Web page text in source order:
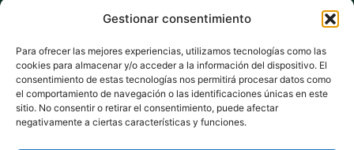
Gestionar consentimiento
Para ofrecer las mejores experiencias, utilizamos tecnologías como las
cookies para almacenar y/o acceder a la información del dispositivo. El
consentimiento de estas tecnologías nos permitirá procesar datos como
el comportamiento de navegación o las identificaciones únicas en este
sitio. No consentir o retirar el consentimiento, puede afectar
negativamente a ciertas características y funciones.
Suculentas
VIVERO PLANTAS
Sobre nosotros
Puntos y recompensas